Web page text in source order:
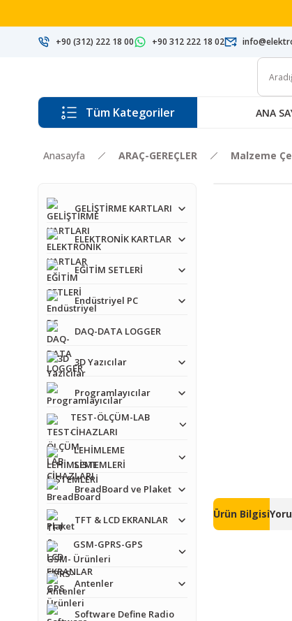
+90 (312) 222 18 00 +90 312 222 18 02
Tüm Kategoriler ANA
Anasayfa ARAÇ-GEREÇLER Malzeme
GELİŞTİRME KARTLARI
ELEKTRONİK KARTLAR
EĞİTİM SETLERİ
Endüstriyel PC
DAQ-DATA LOGGER
3D Yazıcılar
Programlayıcılar
TEST-ÖLÇÜM-LAB
CİHAZLARI
LEHİMLEME
SİSTEMLERİ
BreadBoard ve Plaket
TFT & LCD EKRANLAR
GSM-GPRS-GPS
Ürünleri
Antenler
Software Define Radio
Ürün Bilgisi